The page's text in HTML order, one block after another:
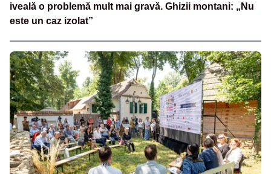
iveală o problemă mult mai gravă. Ghizii montani: „Nu
este un caz izolat”